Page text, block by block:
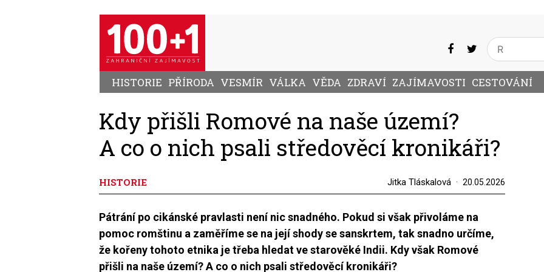
HISTORIE PŘÍRODA VESMÍR VÁLKA VĚDA ZDRAVÍ ZAJÍMAVOSTI CESTOVÁNÍ
Kdy přišli Romové na naše území?
A co o nich psali středověcí kronikáři?
HISTORIE Jitka Tláskalová 20.05.2026
Pátrání po cikánské pravlasti není nic snadného. Pokud si však přivoláme na
pomoc romštinu a zaměříme se na její shody se sanskrtem, tak snadno určíme,
že kořeny tohoto etnika je třeba hledat ve starověké Indii. Kdy však Romové
přišli na naše území? A co o nich psali středověcí kronikáři?